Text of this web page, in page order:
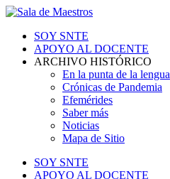
SOY SNTE
APOYO AL DOCENTE
ARCHIVO HISTÓRICO
En la punta de la lengua
Crónicas de Pandemia
Efemérides
Saber más
Noticias
Mapa de Sitio
SOY SNTE
APOYO AL DOCENTE